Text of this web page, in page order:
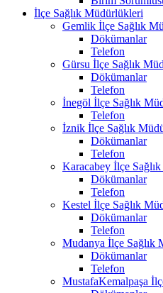
İlçe Sağlık Müdürlükleri
Gemlik İlçe Sağlık
Dökümanlar
Telefon
Gürsu İlçe Sağlık
Dökümanlar
Telefon
İnegöl İlçe Sağlık
Telefon
İznik İlçe Sağlık
Dökümanlar
Telefon
Karacabey İlçe
Dökümanlar
Telefon
Kestel İlçe Sağlık
Dökümanlar
Telefon
Mudanya İlçe Sağlık
Dökümanlar
Telefon
MustafaKemalpaşa